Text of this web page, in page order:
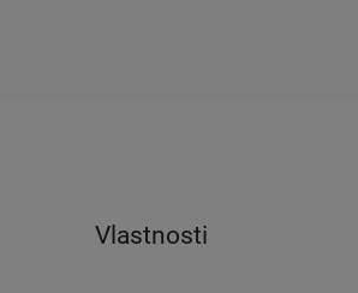
Vlastnosti